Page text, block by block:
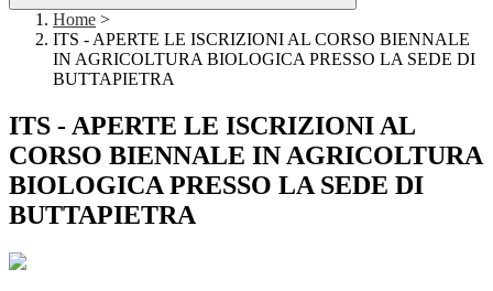
Home >
ITS - APERTE LE ISCRIZIONI AL CORSO BIENNALE
IN AGRICOLTURA BIOLOGICA PRESSO LA SEDE DI
BUTTAPIETRA
ITS - APERTE LE ISCRIZIONI AL
CORSO BIENNALE IN AGRICOLTURA
BIOLOGICA PRESSO LA SEDE DI
BUTTAPIETRA